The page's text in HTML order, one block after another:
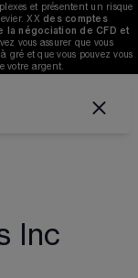
et présentent un risque
XX des comptes
la négociation de CFD et
vous assurer que vous
gré et que vous pouvez vous
votre argent.
Inc